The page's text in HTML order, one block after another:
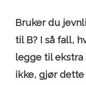
Bruker du
til B? I så fall,
legge til ekstra
ikke, gjør